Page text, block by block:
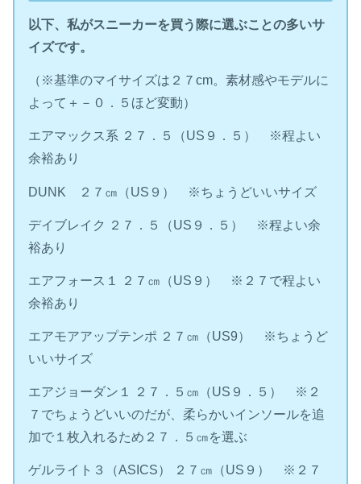
以下、私がスニーカーを買う際に選ぶことの多いサ
イズです。
（※基準のマイサイズは２７cm。素材感やモデルに
よって＋－０．５ほど変動）
エアマックス系 ２７．５（US９．５） ※程よい
余裕あり
DUNK ２７㎝（US９） ※ちょうどいいサイズ
デイブレイク ２７．５（US９．５） ※程よい余
裕あり
エアフォース１ ２７㎝（US９） ※２７で程よい
余裕あり
エアモアアップテンポ ２７㎝（US9） ※ちょうど
いいサイズ
エアジョーダン１ ２７．５㎝（US９．５） ※２
７でちょうどいいのだが、柔らかいインソールを追
加で１枚入れるため２７．５㎝を選ぶ
ゲルライト３（ASICS） ２７㎝（US９） ※２７